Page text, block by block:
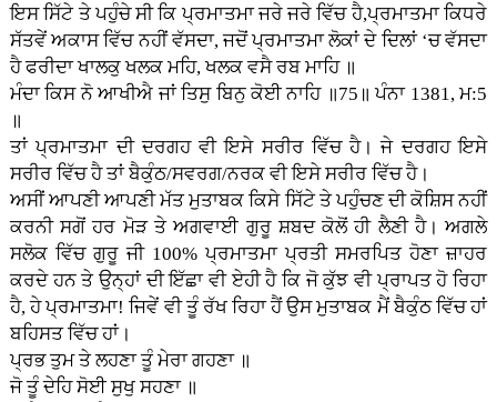
ਇਸ ਸਿੱਟੇ ਤੇ ਪਹੁੰਚੇ ਸੀ ਕਿ ਪ੍ਰਮਾਤਮਾ ਜਰੇ ਜਰੇ ਵਿੱਚ ਹੈ,ਪ੍ਰਮਾਤਮਾ ਕਿਧਰੇ
ਸੱਤਵੇਂ ਅਕਾਸ ਵਿੱਚ ਨਹੀਂ ਵੱਸਦਾ, ਜਦੋਂ ਪ੍ਰਮਾਤਮਾ ਲੋਕਾਂ ਦੇ ਦਿਲਾਂ ‘ਚ ਵੱਸਦਾ
ਹੈ ਫਰੀਦਾ ਖਾਲਕੁ ਖਲਕ ਮਹਿ, ਖਲਕ ਵਸੈ ਰਬ ਮਾਹਿ ॥
ਮੰਦਾ ਕਿਸ ਨੋ ਆਖੀਐ ਜਾਂ ਤਿਸੁ ਬਿਨੁ ਕੋਈ ਨਾਹਿ ॥75॥ ਪੰਨਾ 1381, ਮ:5
॥
ਤਾਂ ਪ੍ਰਮਾਤਮਾ ਦੀ ਦਰਗਹ ਵੀ ਇਸੇ ਸਰੀਰ ਵਿੱਚ ਹੈ। ਜੇ ਦਰਗਹ ਇਸੇ
ਸਰੀਰ ਵਿੱਚ ਹੈ ਤਾਂ ਬੈਕੁੰਠ/ਸਵਰਗ/ਨਰਕ ਵੀ ਇਸੇ ਸਰੀਰ ਵਿੱਚ ਹੈ।
ਅਸੀਂ ਆਪਣੀ ਆਪਣੀ ਮੱਤ ਮੁਤਾਬਕ ਕਿਸੇ ਸਿੱਟੇ ਤੇ ਪਹੁੰਚਣ ਦੀ ਕੋਸ਼ਿਸ ਨਹੀਂ
ਕਰਨੀ ਸਗੋਂ ਹਰ ਮੋੜ ਤੇ ਅਗਵਾਈ ਗੁਰੂ ਸ਼ਬਦ ਕੋਲੋਂ ਹੀ ਲੈਣੀ ਹੈ। ਅਗਲੇ
ਸਲੋਕ ਵਿੱਚ ਗੁਰੂ ਜੀ 100% ਪ੍ਰਮਾਤਮਾ ਪ੍ਰਤੀ ਸਮਰਪਿਤ ਹੋਣਾ ਜ਼ਾਹਰ
ਕਰਦੇ ਹਨ ਤੇ ਉਨ੍ਹਾਂ ਦੀ ਇੱਛਾ ਵੀ ਏਹੀ ਹੈ ਕਿ ਜੋ ਕੁੱਝ ਵੀ ਪ੍ਰਾਪਤ ਹੋ ਰਿਹਾ
ਹੈ, ਹੇ ਪ੍ਰਮਾਤਮਾ! ਜਿਵੇਂ ਵੀ ਤੂੰ ਰੱਖ ਰਿਹਾ ਹੈਂ ਉਸ ਮੁਤਾਬਕ ਮੈਂ ਬੈਕੁੰਠ ਵਿੱਚ ਹਾਂ
ਬਹਿਸਤ ਵਿੱਚ ਹਾਂ।
ਪ੍ਰਭ ਤੁਮ ਤੇ ਲਹਣਾ ਤੂੰ ਮੇਰਾ ਗਹਣਾ ॥
ਜੋ ਤੂੰ ਦੇਹਿ ਸੋਈ ਸੁਖੁ ਸਹਣਾ ॥